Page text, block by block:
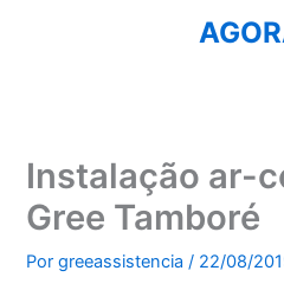
Instalação ar-
Gree Tamboré
Porgreeassistencia/ 22/08/